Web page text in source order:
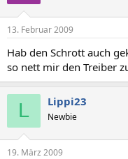
13. Februar 2009
Hab den Schrott auch
so nett mir den Treiber
L Lippi23
Newbie
19. März 2009